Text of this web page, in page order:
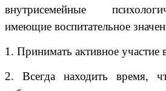
внутрисемейные
имеющие воспитательное
1. Принимать активное участие
2. Всегда находить время,